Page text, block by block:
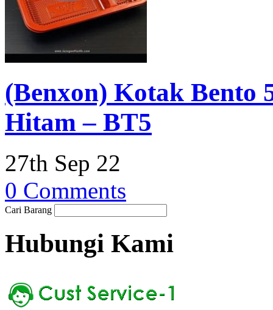
(Benxon) Kotak Bento
Hitam – BT5
27th Sep 22
0 Comments
Cari Barang
Hubungi Kami